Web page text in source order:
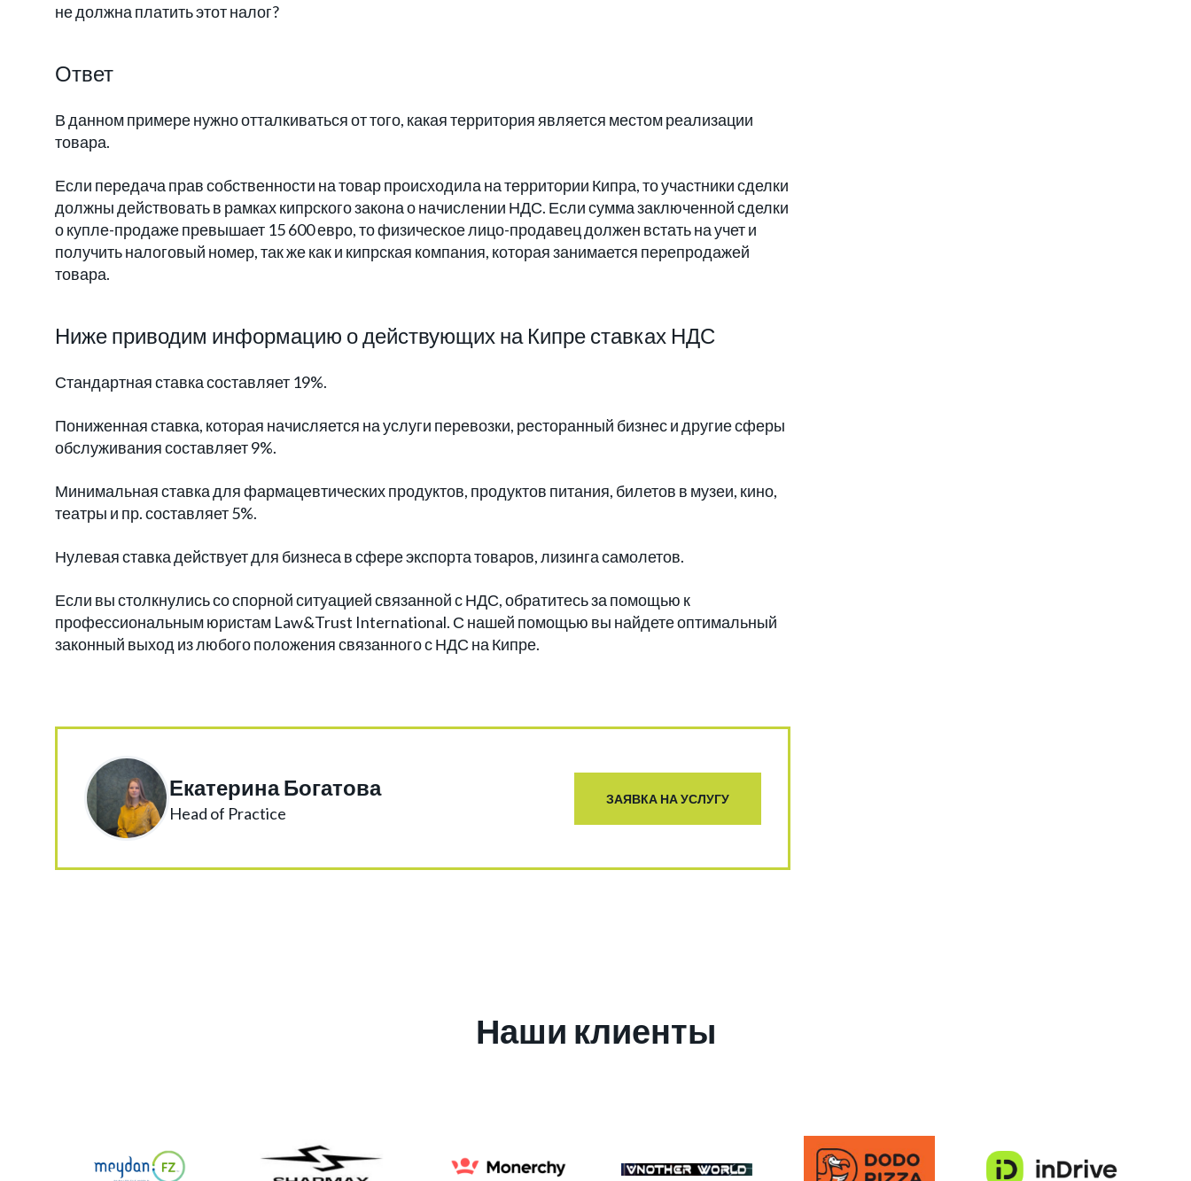
не должна платить этот налог?
Ответ
В данном примере нужно отталкиваться от того, какая территория является местом реализации
товара.
Если передача прав собственности на товар происходила на территории Кипра, то участники сделки
должны действовать в рамках кипрского закона о начислении НДС. Если сумма заключенной сделки
о купле-продаже превышает 15 600 евро, то физическое лицо-продавец должен встать на учет и
получить налоговый номер, так же как и кипрская компания, которая занимается перепродажей
товара.
Ниже приводим информацию о действующих на Кипре ставках НДС
Стандартная ставка составляет 19%.
Пониженная ставка, которая начисляется на услуги перевозки, ресторанный бизнес и другие сферы
обслуживания составляет 9%.
Минимальная ставка для фармацевтических продуктов, продуктов питания, билетов в музеи, кино,
театры и пр. составляет 5%.
Нулевая ставка действует для бизнеса в сфере экспорта товаров, лизинга самолетов.
Если вы столкнулись со спорной ситуацией связанной с НДС, обратитесь за помощью к
профессиональным юристам Law&Trust International. С нашей помощью вы найдете оптимальный
законный выход из любого положения связанного с НДС на Кипре.
Екатерина Богатова
Head of Practice
ЗАЯВКА НА УСЛУГУ
Наши клиенты